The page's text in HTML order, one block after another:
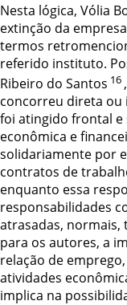
Nesta lógica, Vólia
extinção da
termos
referido instituto.
Ribeiro do Santos 16
concorreu direta ou
foi atingido frontal e
econômica e
solidariamente por
contratos de
enquanto essa
responsabilidades
atrasadas, normais,
para os autores, a
relação de
atividades
implica na